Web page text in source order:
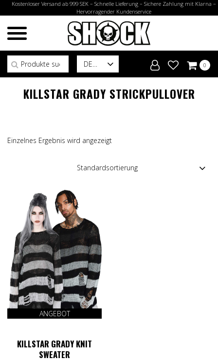
Kostenloser Versand ab 999 SEK – Schnelle Lieferung – Sichere Zahlung mit Klarna –
Hervorragender Kundenservice
DE
Suchen nach:
0
KILLSTAR GRADY STRICKPULLOVER
Einzelnes Ergebnis wird angezeigt
ANGEBOT
KILLSTAR GRADY KNIT
SWEATER